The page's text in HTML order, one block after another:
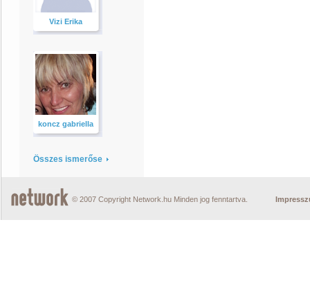
Vizi Erika
koncz gabriella
Összes ismerőse
© 2007 Copyright Network.hu Minden jog fenntartva.